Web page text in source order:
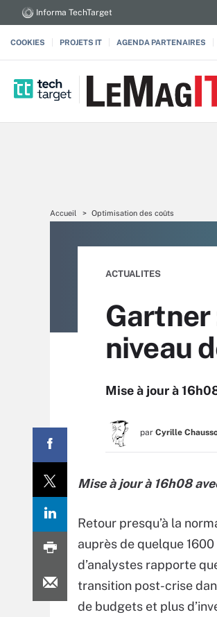
Informa TechTarget
COOKIES PROJETS IT AGENDA PARTENAIRES
Accueil Optimisation des coûts
ACTUALITES
Gartner
niveau
Mise à jour à
par Cyrille
Mise à jour à 16h08
Retour presqu’à la
auprès de quelque
d’analystes rapporte
transition post-crise
de budgets et plus